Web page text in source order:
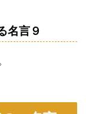
名言９